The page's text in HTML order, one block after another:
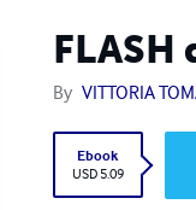
FLASH
By VITTORIA
Ebook
USD 5.09